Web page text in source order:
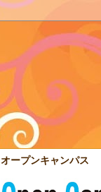
オープンキャンパス